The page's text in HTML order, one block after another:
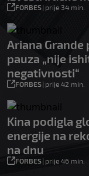
FORBES| prije 34 min.
Ariana Grande
pauza „nije
negativnosti“
FORBES| prije 42 min.
Kina podigla
energije na
na dnu
FORBES| prije 46 min.